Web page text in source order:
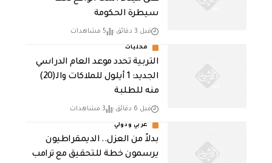
سيطرة الحكومة
قبل 3 دقائق 5 مشاهدات
محليات
التربية تحدد موعد العام الدراسي
الجديد: 1 أيلول للملاكات والـ(20)
منه للطلبة
قبل 6 دقائق 3 مشاهدات
عربي ودولي
بدلاً من العزل.. الديمقراطيون
يرسمون خطة للتحقيق مع ترامب